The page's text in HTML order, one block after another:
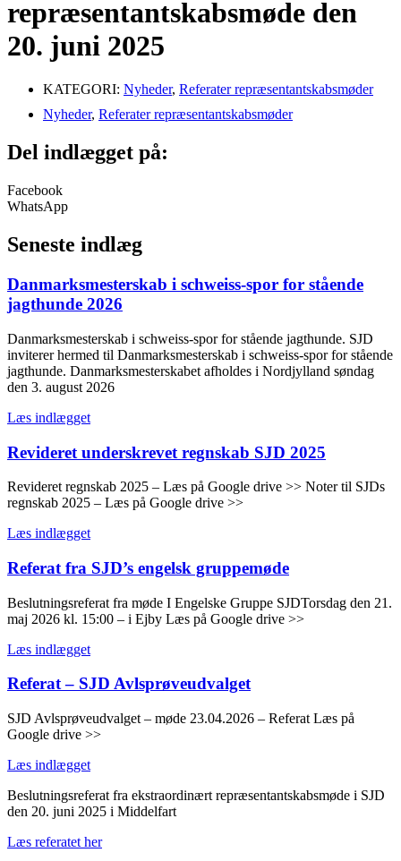
repræsentantskabsmøde den
20. juni 2025
KATEGORI: Nyheder, Referater repræsentantskabsmøder
Nyheder, Referater repræsentantskabsmøder
Del indlægget på:
Facebook
WhatsApp
Seneste indlæg
Danmarksmesterskab i schweiss-spor for stående
jagthunde 2026
Danmarksmesterskab i schweiss-spor for stående jagthunde. SJD
inviterer hermed til Danmarksmesterskab i schweiss-spor for stående
jagthunde. Danmarksmesterskabet afholdes i Nordjylland søndag
den 3. august 2026
Læs indlægget
Revideret underskrevet regnskab SJD 2025
Revideret regnskab 2025 – Læs på Google drive >> Noter til SJDs
regnskab 2025 – Læs på Google drive >>
Læs indlægget
Referat fra SJD’s engelsk gruppemøde
Beslutningsreferat fra møde I Engelske Gruppe SJDTorsdag den 21.
maj 2026 kl. 15:00 – i Ejby Læs på Google drive >>
Læs indlægget
Referat – SJD Avlsprøveudvalget
SJD Avlsprøveudvalget – møde 23.04.2026 – Referat Læs på
Google drive >>
Læs indlægget
Beslutningsreferat fra ekstraordinært repræsentantskabsmøde i SJD
den 20. juni 2025 i Middelfart
Læs referatet her